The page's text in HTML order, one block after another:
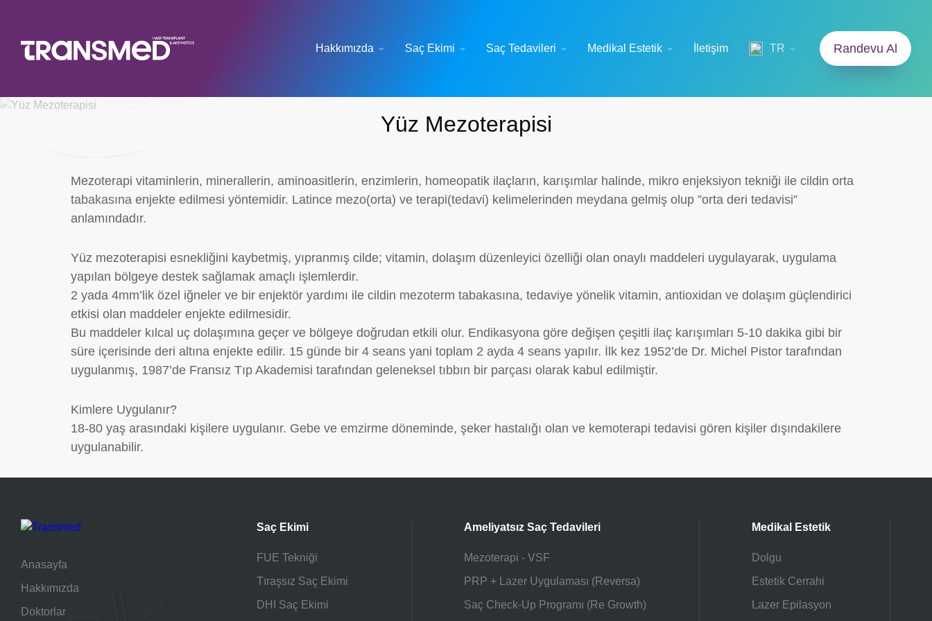
Hakkımızda Saç Ekimi Saç Tedavileri Medikal Estetik İletişim TR Randevu Al
Yüz Mezoterapisi
Mezoterapi vitaminlerin, minerallerin, aminoasitlerin, enzimlerin, homeopatik ilaçların, karışımlar halinde, mikro enjeksiyon tekniği ile cildin orta
tabakasına enjekte edilmesi yöntemidir. Latince mezo(orta) ve terapi(tedavi) kelimelerinden meydana gelmiş olup ”orta deri tedavisi”
anlamındadır.
Yüz mezoterapisi esnekliğini kaybetmiş, yıpranmış cilde; vitamin, dolaşım düzenleyici özelliği olan onaylı maddeleri uygulayarak, uygulama
yapılan bölgeye destek sağlamak amaçlı işlemlerdir.
2 yada 4mm’lik özel iğneler ve bir enjektör yardımı ile cildin mezoterm tabakasına, tedaviye yönelik vitamin, antioxidan ve dolaşım güçlendirici
etkisi olan maddeler enjekte edilmesidir.
Bu maddeler kılcal uç dolaşımına geçer ve bölgeye doğrudan etkili olur. Endikasyona göre değişen çeşitli ilaç karışımları 5-10 dakika gibi bir
süre içerisinde deri altına enjekte edilir. 15 günde bir 4 seans yani toplam 2 ayda 4 seans yapılır. İlk kez 1952’de Dr. Michel Pistor tarafından
uygulanmış, 1987’de Fransız Tıp Akademisi tarafından geleneksel tıbbın bir parçası olarak kabul edilmiştir.
Kimlere Uygulanır?
18-80 yaş arasındaki kişilere uygulanır. Gebe ve emzirme döneminde, şeker hastalığı olan ve kemoterapi tedavisi gören kişiler dışındakilere
uygulanabilir.
Anasayfa
Hakkımızda
Doktorlar
Saç Ekimi
FUE Tekniği
Tıraşsız Saç Ekimi
DHI Saç Ekimi
Ameliyatsız Saç Tedavileri
Mezoterapi - VSF
PRP + Lazer Uygulaması (Reversa)
Saç Check-Up Programı (Re Growth)
Medikal Estetik
Dolgu
Estetik Cerrahi
Lazer Epilasyon